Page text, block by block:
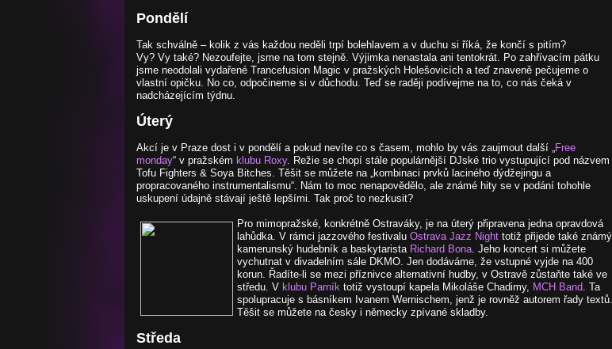
Pondělí
Tak schválně – kolik z vás každou neděli trpí bolehlavem a v duchu si říká, že končí s pitím?
Vy? Vy také? Nezoufejte, jsme na tom stejně. Výjimka nenastala ani tentokrát. Po zahřívacím pátku
jsme neodolali vydařené Trancefusion Magic v pražských Holešovicích a teď znaveně pečujeme o
vlastní opičku. No co, odpočineme si v důchodu. Teď se raději podívejme na to, co nás čeká v
nadcházejícím týdnu.
Úterý
Akcí je v Praze dost i v pondělí a pokud nevíte co s časem, mohlo by vás zaujmout další „Free
monday“ v pražském klubu Roxy. Režie se chopí stále populárnější DJské trio vystupující pod názvem
Tofu Fighters & Soya Bitches. Těšit se můžete na „kombinaci prvků laciného dýdžejingu a
propracovaného instrumentalismu“. Nám to moc nenapovědělo, ale známé hity se v podání tohohle
uskupení údajně stávají ještě lepšími. Tak proč to nezkusit?
Pro mimopražské, konkrétně Ostraváky, je na úterý připravena jedna opravdová
lahůdka. V rámci jazzového festivalu Ostrava Jazz Night totiž přijede také známý
kamerunský hudebník a baskytarista Richard Bona. Jeho koncert si můžete
vychutnat v divadelním sále DKMO. Jen dodáváme, že vstupné vyjde na 400
korun. Řadíte-li se mezi příznivce alternativní hudby, v Ostravě zůstaňte také ve
středu. V klubu Parník totiž vystoupí kapela Mikoláše Chadimy, MCH Band. Ta
spolupracuje s básníkem Ivanem Wernischem, jenž je rovněž autorem řady textů.
Těšit se můžete na česky i německy zpívané skladby.
Středa